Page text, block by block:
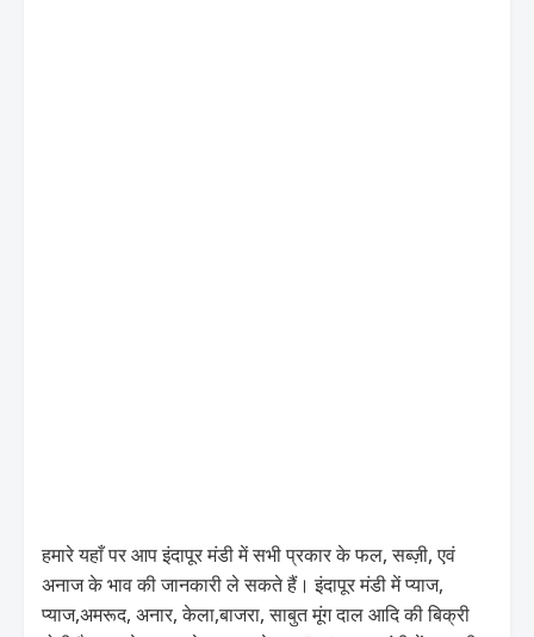
हमारे यहाँ पर आप इंदापूर मंडी में सभी प्रकार के फल, सब्ज़ी, एवं
अनाज के भाव की जानकारी ले सकते हैं। इंदापूर मंडी में प्याज,
प्याज,अमरूद, अनार, केला,बाजरा, साबुत मूंग दाल आदि की बिक्री